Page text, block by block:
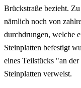
Brückstraße bezieht.
nämlich noch von
durchdrungen, welche
Steinplatten befestigt
eines Teilstücks "an
Steinplatten verweist.